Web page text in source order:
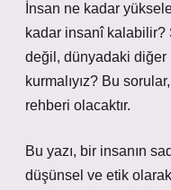
İnsan ne kadar
kadar insanî
değil, dünyadaki diğer
kurmalıyız? Bu
rehberi olacaktır.
Bu yazı, bir insanın
düşünsel ve etik